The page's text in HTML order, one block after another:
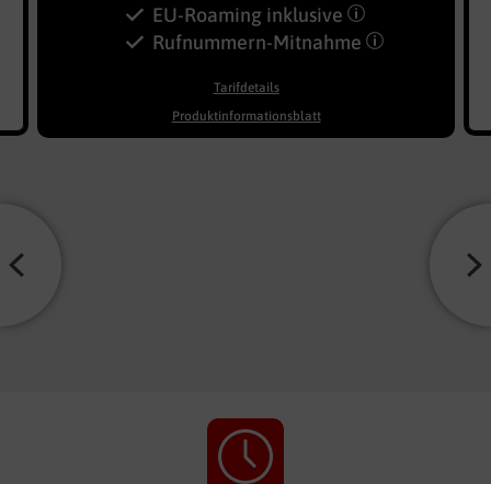
EU-Roaming inklusive
Rufnummern-​Mitnahme
Tarifdetails
Produktinformationsblatt